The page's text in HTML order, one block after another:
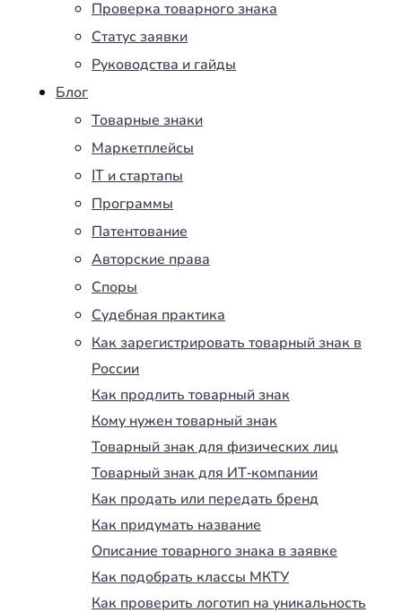
Проверка товарного знака
Статус заявки
Руководства и гайды
Блог
Товарные знаки
Маркетплейсы
IT и стартапы
Программы
Патентование
Авторские права
Споры
Судебная практика
Как зарегистрировать товарный знак в
России
Как продлить товарный знак
Кому нужен товарный знак
Товарный знак для физических лиц
Товарный знак для ИТ-компании
Как продать или передать бренд
Как придумать название
Описание товарного знака в заявке
Как подобрать классы МКТУ
Как проверить логотип на уникальность